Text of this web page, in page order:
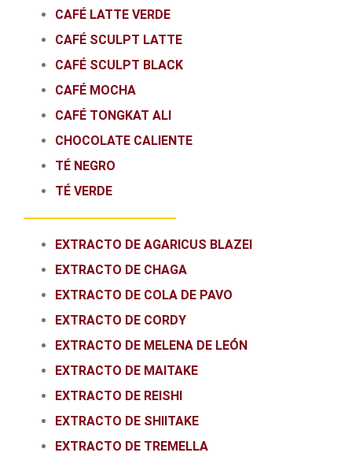
CAFÉ LATTE VERDE
CAFÉ SCULPT LATTE
CAFÉ SCULPT BLACK
CAFÉ MOCHA
CAFÉ TONGKAT ALI
CHOCOLATE CALIENTE
TÉ NEGRO
TÉ VERDE
EXTRACTO DE AGARICUS BLAZEI
EXTRACTO DE CHAGA
EXTRACTO DE COLA DE PAVO
EXTRACTO DE CORDY
EXTRACTO DE MELENA DE LEÓN
EXTRACTO DE MAITAKE
EXTRACTO DE REISHI
EXTRACTO DE SHIITAKE
EXTRACTO DE TREMELLA